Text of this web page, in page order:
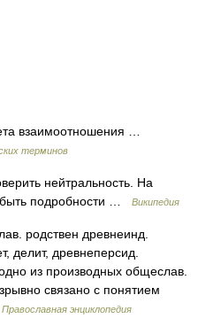
взаимоотношения …
терминов
нейтральность. На
подробности …
Википедия
родствен древнеинд.
делит, древнеперсид.
из производных общеслав.
связано с понятием
Православная энциклопедия